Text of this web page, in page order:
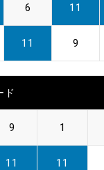
6 11
11 9
ド
9 1
11 11